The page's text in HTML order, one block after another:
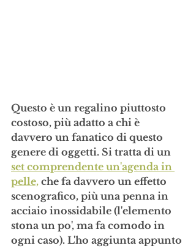
Questo è un regalino piuttosto
costoso, più adatto a chi è
davvero un fanatico di questo
genere di oggetti. Si tratta di un
set comprendente un'agenda in
pelle, che fa davvero un effetto
scenografico, più una penna in
acciaio inossidabile (l'elemento
stona un po', ma fa comodo in
ogni caso). L'ho aggiunta appunto